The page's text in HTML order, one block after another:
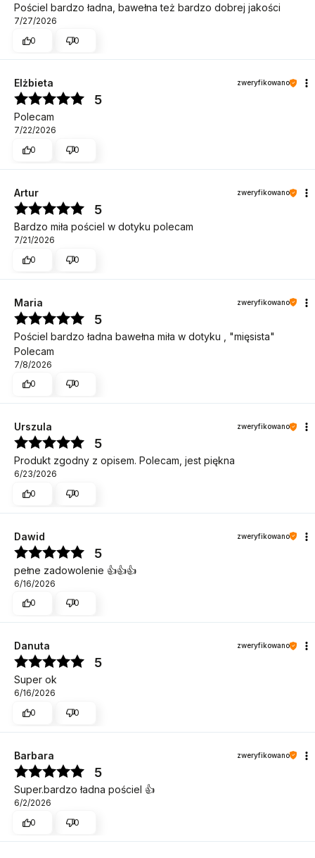
Pościel bardzo ładna, bawełna też bardzo dobrej jakości
7/27/2026
0
0
Elżbieta zweryfikowano
5
Polecam
7/22/2026
0
0
Artur zweryfikowano
5
Bardzo miła pościel w dotyku polecam
7/21/2026
0
0
Maria zweryfikowano
5
Pościel bardzo ładna bawełna miła w dotyku , "mięsista"
Polecam
7/8/2026
0
0
Urszula zweryfikowano
5
Produkt zgodny z opisem. Polecam, jest piękna
6/23/2026
0
0
Dawid zweryfikowano
5
pełne zadowolenie 👍️👍️👍️
6/16/2026
0
0
Danuta zweryfikowano
5
Super ok
6/16/2026
0
0
Barbara zweryfikowano
5
Super.bardzo ładna pościel 👍️
6/2/2026
0
0